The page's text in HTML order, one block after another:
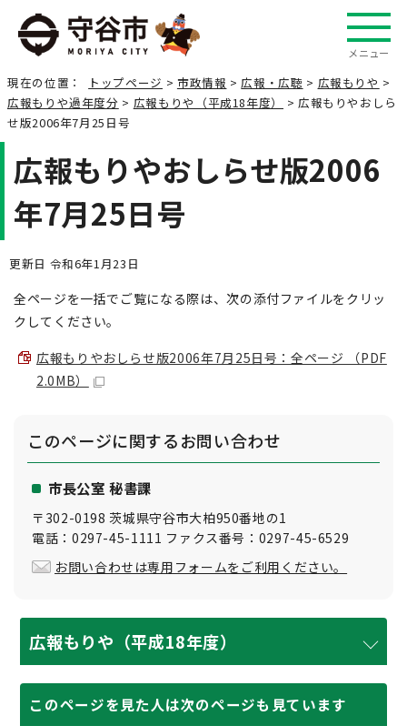
メニュー
現在の位置： トップページ > 市政情報 >広報・広聴 > 広報もりや >
広報もりや過年度分 > 広報もりや（平成18年度）
> 広報もりやおしら
せ版2006年7月25日号
広報もりやおしらせ版2006
年7月25日号
更新日 令和6年1月23日
全ページを一括でご覧になる際は、次の添付ファイルをクリッ
クしてください。
広報もりやおしらせ版2006年7月25日号：全ページ （PDF
2.0MB）
このページに関するお問い合わせ
市長公室 秘書課
〒302-0198 茨城県守谷市大柏950番地の1
電話：0297-45-1111 ファクス番号：0297-45-6529
お問い合わせは専用フォームをご利用ください。
広報もりや（平成18年度）
このページを見た人は次のページも見ています